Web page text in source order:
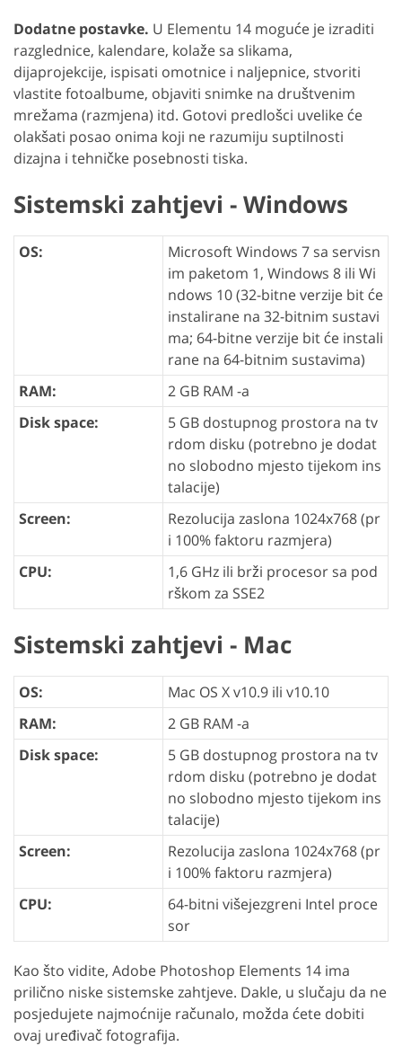
Dodatne postavke. U Elementu 14 moguće je izraditi
razglednice, kalendare, kolaže sa slikama,
dijaprojekcije, ispisati omotnice i naljepnice, stvoriti
vlastite fotoalbume, objaviti snimke na društvenim
mrežama (razmjena) itd. Gotovi predlošci uvelike će
olakšati posao onima koji ne razumiju suptilnosti
dizajna i tehničke posebnosti tiska.
Sistemski zahtjevi - Windows
OS:
Microsoft Windows 7 sa servisn
im paketom 1, Windows 8 ili Wi
ndows 10 (32-bitne verzije bit će
instalirane na 32-bitnim sustavi
ma; 64-bitne verzije bit će instali
rane na 64-bitnim sustavima)
RAM:
2 GB RAM -a
Disk space:
5 GB dostupnog prostora na tv
rdom disku (potrebno je dodat
no slobodno mjesto tijekom ins
talacije)
Screen:
Rezolucija zaslona 1024x768 (pr
i 100% faktoru razmjera)
CPU:
1,6 GHz ili brži procesor sa pod
rškom za SSE2
Sistemski zahtjevi - Mac
OS:
Mac OS X v10.9 ili v10.10
RAM:
2 GB RAM -a
Disk space:
5 GB dostupnog prostora na tv
rdom disku (potrebno je dodat
no slobodno mjesto tijekom ins
talacije)
Screen:
Rezolucija zaslona 1024x768 (pr
i 100% faktoru razmjera)
CPU:
64-bitni višejezgreni Intel proce
sor
Kao što vidite, Adobe Photoshop Elements 14 ima
prilično niske sistemske zahtjeve. Dakle, u slučaju da ne
posjedujete najmoćnije računalo, možda ćete dobiti
ovaj uređivač fotografija.